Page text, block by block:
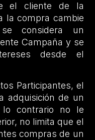
el cliente de la
la compra cambie
considera un
Campaña y se
desde el
Participantes, el
adquisición de un
contrario no le
no limita que el
compras de un